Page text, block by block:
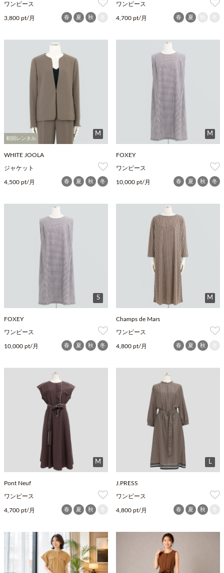
ワンピース
3,800 pt/月 春 夏 秋
ワンピース
4,700 pt/月 春 夏
初回レンタル
M
WHITE JOOLA
ジャケット
4,500 pt/月 春 夏 秋 冬
M
FOXEY
ワンピース
10,000 pt/月 春 夏 秋 冬
S
FOXEY
ワンピース
10,000 pt/月 春 夏 秋 冬
M
Champs de Mars
ワンピース
4,800 pt/月 春 夏 秋
M
Pont Neuf
ワンピース
4,700 pt/月 春 夏 秋
L
J.PRESS
ワンピース
4,800 pt/月 春 夏 秋